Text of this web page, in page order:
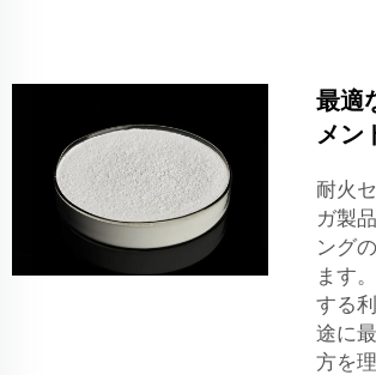
最適
メン
耐火
ガ製
ング
ます
する
途に
方を